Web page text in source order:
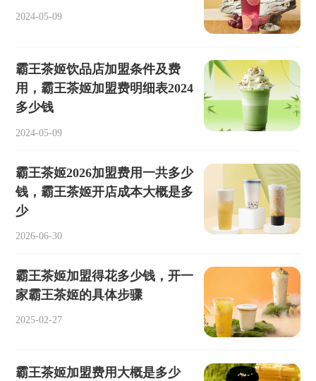
2024-05-09
霸王茶姬饮品店加盟条件及费
用，霸王茶姬加盟费明细表2024
多少钱
2024-05-09
霸王茶姬2026加盟费用一共多少
钱，霸王茶姬开店成本大概是多
少
2026-06-30
霸王茶姬加盟得花多少钱，开一
家霸王茶姬的具体步骤
2025-02-27
霸王茶姬加盟费用大概是多少